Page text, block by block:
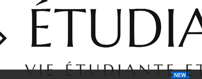
NEW